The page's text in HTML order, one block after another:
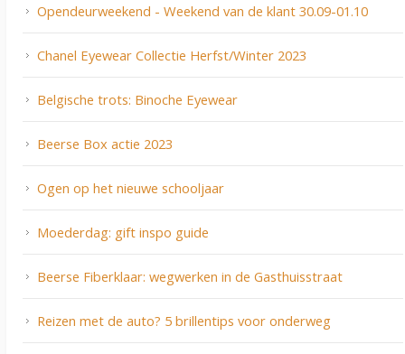
Opendeurweekend - Weekend van de klant 30.09-01.10
Chanel Eyewear Collectie Herfst/Winter 2023
Belgische trots: Binoche Eyewear
Beerse Box actie 2023
Ogen op het nieuwe schooljaar
Moederdag: gift inspo guide
Beerse Fiberklaar: wegwerken in de Gasthuisstraat
Reizen met de auto? 5 brillentips voor onderweg